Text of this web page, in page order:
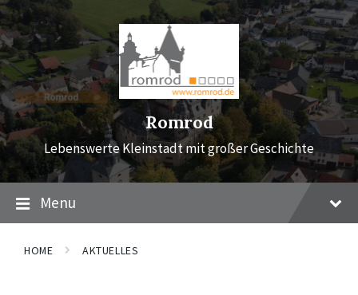
Skip
to
content
Skip
to
main
navigation
Skip
to
footer
Romrod
Lebenswerte Kleinstadt mit großer Geschichte
Menu
HOME AKTUELLES